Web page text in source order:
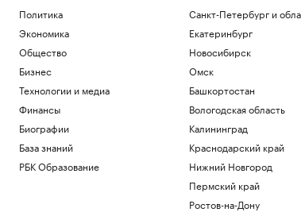
Политика
Экономика
Общество
Бизнес
Технологии и медиа
Финансы
Биографии
База знаний
РБК Образование
Санкт-Петербург и
Екатеринбург
Новосибирск
Омск
Башкортостан
Вологодская область
Калининград
Краснодарский край
Нижний Новгород
Пермский край
Ростов-на-Дону